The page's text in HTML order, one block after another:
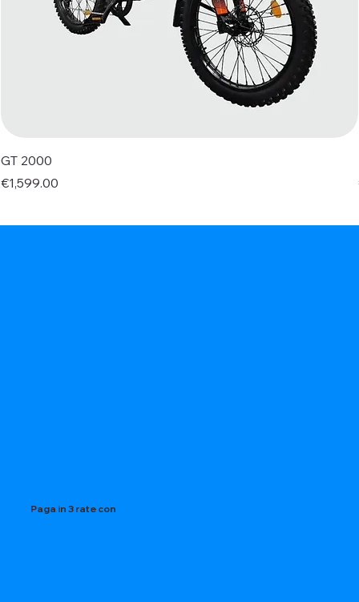
GT 2000
Price
€1,599.00
Paga in 3 rate con